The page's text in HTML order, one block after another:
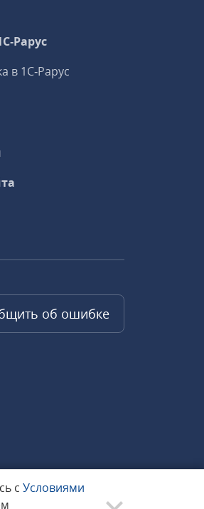
с Условиями
в 1С‑Рарус
об ошибке